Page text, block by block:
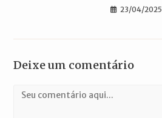
23/04/2025
Deixe um comentário
Comentário